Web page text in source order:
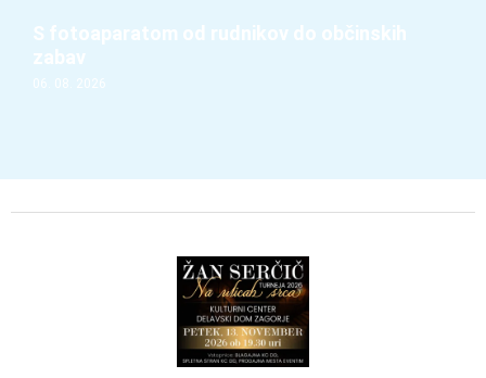
S fotoaparatom od rudnikov do občinskih
zabav
06. 08. 2026